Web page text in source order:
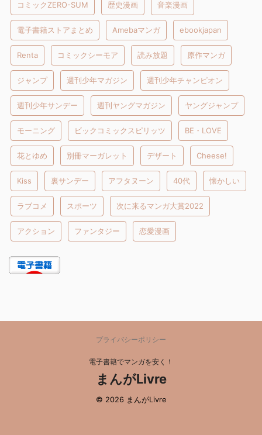
コミックZERO-SUM 歴史漫画 音楽漫画
電子書籍ストアまとめ Amebaマンガ ebookjapan
Renta コミックシーモア 読み放題 原作マンガ
ジャンプ 週刊少年マガジン 週刊少年チャンピオン
週刊少年サンデー 週刊ヤングマガジン ヤングジャンプ
モーニング ビックコミックスピリッツ BE・LOVE
花とゆめ 別冊マーガレット デザート Cheese!
Kiss 裏サンデー アフタヌーン 40代 懐かしい
ラブコメ スポーツ 次に来るマンガ大賞2022
アクション ファンタジー 恋愛漫画
プライバシーポリシー
電子書籍でマンガを安く！
まんがLivre
© 2026 まんがLivre